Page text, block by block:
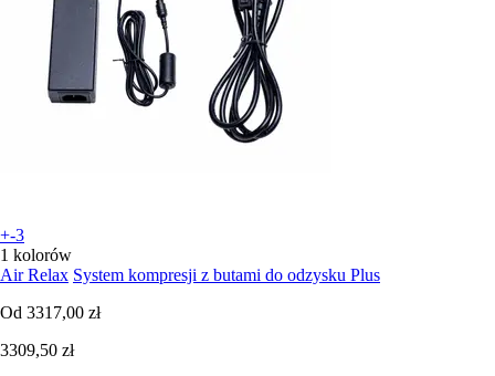
+-3
1 kolorów
Air Relax System kompresji z butami do odzysku Plus
Od 3317,00 zł
3309,50 zł